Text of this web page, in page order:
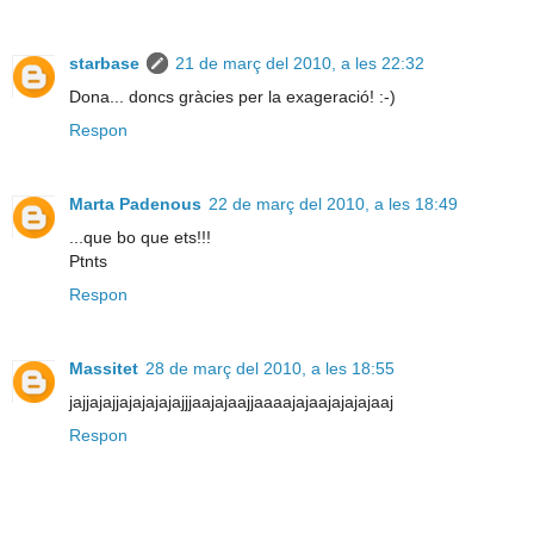
starbase
21 de març del 2010, a les 22:32
Dona... doncs gràcies per la exageració! :-)
Respon
Marta Padenous 22 de març del 2010, a les 18:49
...que bo que ets!!!
Ptnts
Respon
Massitet 28 de març del 2010, a les 18:55
jajjajajjajajajajajjjaajajaajjaaaajajaajajajajaaj
Respon